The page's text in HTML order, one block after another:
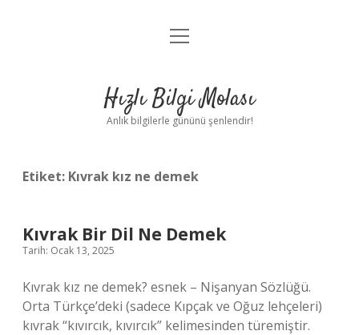
Anasayfa
Yasal Uyarı
menüyü
Hızlı Bilgi Molası
Anlık bilgilerle gününü şenlendir!
Etiket: Kıvrak kız ne demek
Kıvrak Bir Dil Ne Demek
Tarih: Ocak 13, 2025
Kıvrak kız ne demek? esnek – Nişanyan Sözlüğü.
Orta Türkçe’deki (sadece Kıpçak ve Oğuz lehçeleri)
kıvrak “kıvırcık, kıvırcık” kelimesinden türemiştir.